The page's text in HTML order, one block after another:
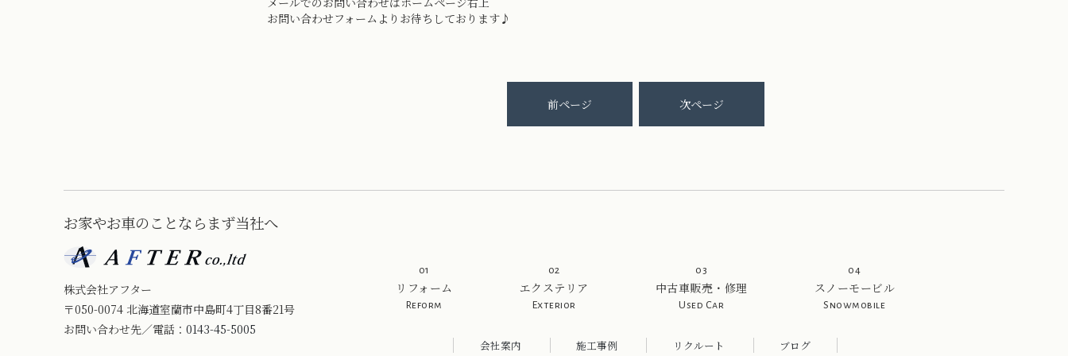
お問い合わせフォームよりお待ちしております♪
前ページ 次ページ
お家やお車のことならまず当社へ
株式会社アフター
〒050-0074 北海道室蘭市中島町4丁目8番21号
お問い合わせ先／電話： 0143-45-5005
01
リフォーム
Reform
02
エクステリア
Exterior
03
中古車販売・修理
Used Car
04
スノーモービル
Snowmobile
会社案内 施工事例 リクルート ブログ